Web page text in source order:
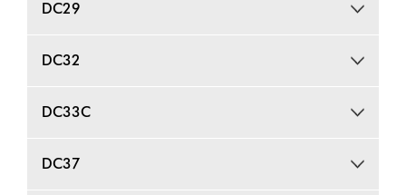
DC29
DC32
DC33C
DC37